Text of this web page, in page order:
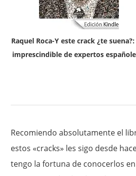
Raquel Roca-Y este crack ¿te
imprescindible de expertos
Recomiendo absolutamente el
estos «cracks» les sigo desde
tengo la fortuna de conocerlos